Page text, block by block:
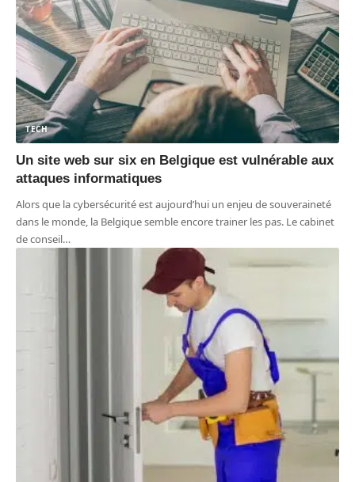
TECH
Un site web sur six en Belgique est vulnérable aux
attaques informatiques
Alors que la cybersécurité est aujourd’hui un enjeu de souveraineté
dans le monde, la Belgique semble encore trainer les pas. Le cabinet
de conseil…